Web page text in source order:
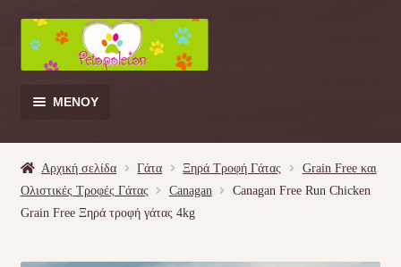
Απευθείας
μετάβαση
στην
πλοήγηση
Μετάβαση
σε
περιεχόμενο
ΜΕΝΟΎ
Γάτα
Αρχική σελίδα Γάτα Ξηρά Τροφή Γάτας
Grain Free και
Ολιστικές Τροφές Γάτας
Canagan
Canagan Free Run Chicken
Grain Free Ξηρά τροφή γάτας 4kg